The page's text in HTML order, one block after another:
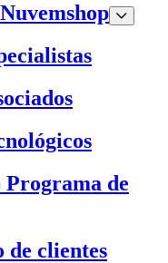
Programa de
de clientes